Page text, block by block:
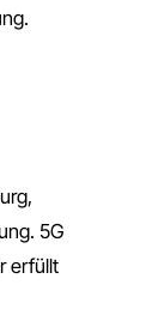
5G
erfüllt